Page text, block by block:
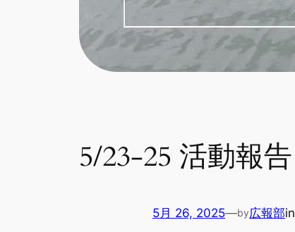
5/23-25 活動報告
5月 26, 2025—by広報部in